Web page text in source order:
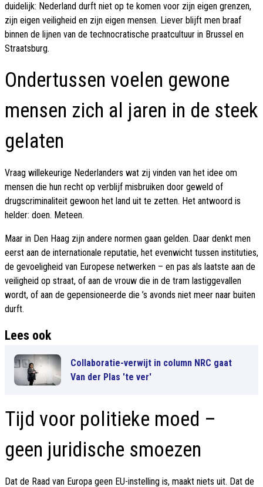
duidelijk: Nederland durft niet op te komen voor zijn eigen grenzen,
zijn eigen veiligheid en zijn eigen mensen. Liever blijft men braaf
binnen de lijnen van de technocratische praatcultuur in Brussel en
Straatsburg.
Ondertussen voelen gewone
mensen zich al jaren in de steek
gelaten
Vraag willekeurige Nederlanders wat zij vinden van het idee om
mensen die hun recht op verblijf misbruiken door geweld of
drugscriminaliteit gewoon het land uit te zetten. Het antwoord is
helder: doen. Meteen.
Maar in Den Haag zijn andere normen gaan gelden. Daar denkt men
eerst aan de internationale reputatie, het evenwicht tussen instituties,
de gevoeligheid van Europese netwerken – en pas als laatste aan de
veiligheid op straat, of aan de vrouw die in de tram lastiggevallen
wordt, of aan de gepensioneerde die ’s avonds niet meer naar buiten
durft.
Lees ook
Collaboratie-verwijt in column NRC gaat
Van der Plas 'te ver'
Tijd voor politieke moed –
geen juridische smoezen
Dat de Raad van Europa geen EU-instelling is, maakt niets uit. Dat de